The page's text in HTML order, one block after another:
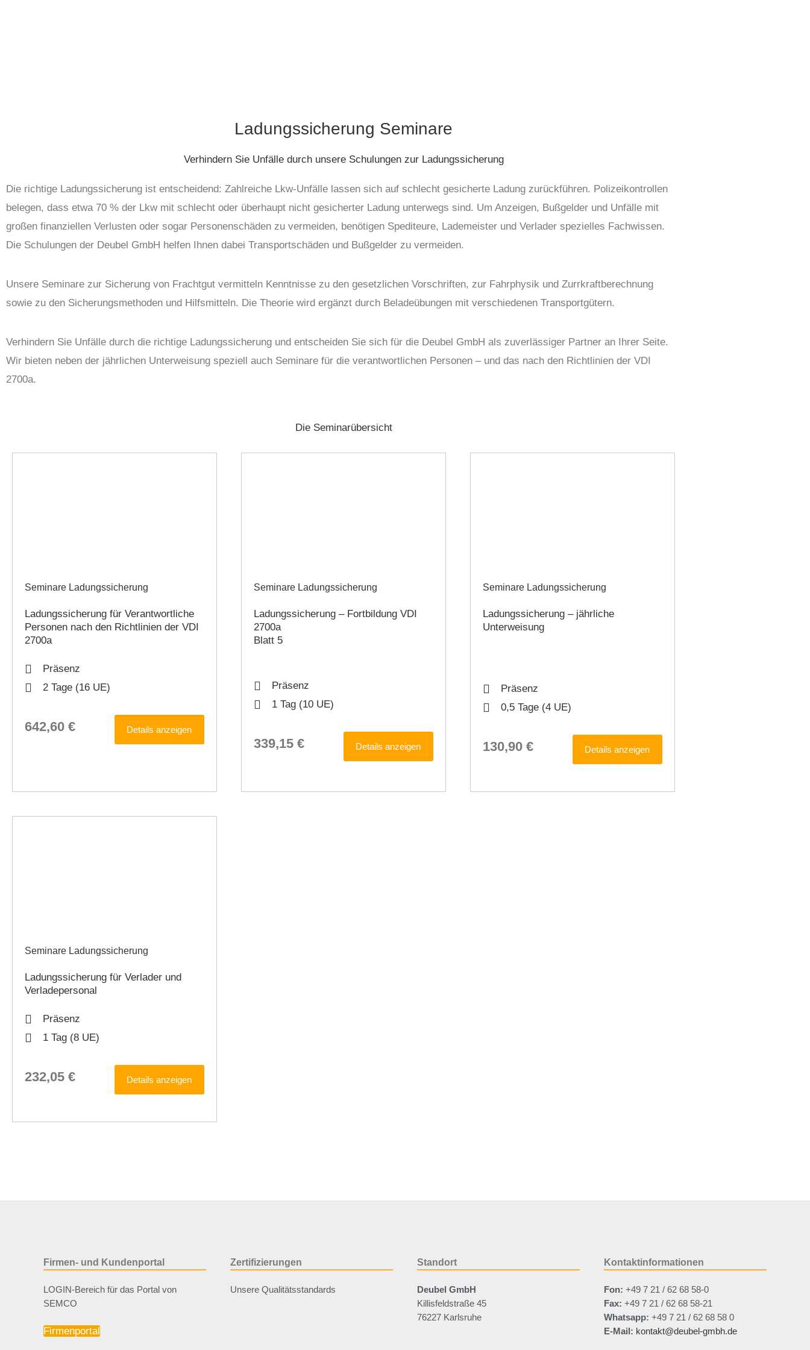
Ladungssicherung Seminare
Verhindern Sie Unfälle durch unsere Schulungen zur Ladungssicherung
Die richtige Ladungssicherung ist entscheidend: Zahlreiche Lkw-Unfälle lassen sich auf schlecht gesicherte Ladung zurückführen. Polizeikontrollen
belegen, dass etwa 70 % der Lkw mit schlecht oder überhaupt nicht gesicherter Ladung unterwegs sind. Um Anzeigen, Bußgelder und Unfälle mit
großen finanziellen Verlusten oder sogar Personenschäden zu vermeiden, benötigen Spediteure, Lademeister und Verlader spezielles Fachwissen.
Die Schulungen der Deubel GmbH helfen Ihnen dabei Transportschäden und Bußgelder zu vermeiden.
Unsere Seminare zur Sicherung von Frachtgut vermitteln Kenntnisse zu den gesetzlichen Vorschriften, zur Fahrphysik und Zurrkraftberechnung
sowie zu den Sicherungsmethoden und Hilfsmitteln. Die Theorie wird ergänzt durch Beladeübungen mit verschiedenen Transportgütern.
Verhindern Sie Unfälle durch die richtige Ladungssicherung und entscheiden Sie sich für die Deubel GmbH als zuverlässiger Partner an Ihrer Seite.
Wir bieten neben der jährlichen Unterweisung speziell auch Seminare für die verantwortlichen Personen – und das nach den Richtlinien der VDI
2700a.
Die Seminarübersicht
Seminare Ladungssicherung
Ladungssicherung für Verantwortliche
Personen nach den Richtlinien der VDI
2700a​
Präsenz
2 Tage (16 UE)
642,60 € Details anzeigen
Seminare Ladungssicherung
Ladungssicherung – Fortbildung VDI
2700a
Blatt 5
Präsenz
1 Tag (10 UE)
339,15 € Details anzeigen
Seminare Ladungssicherung
Ladungssicherung – jährliche
Unterweisung​
Präsenz
0,5 Tage (4 UE)
130,90 € Details anzeigen
Seminare Ladungssicherung
Ladungssicherung für Verlader und
Verladepersonal
Präsenz
1 Tag (8 UE)
232,05 € Details anzeigen
Firmen- und Kundenportal
LOGIN-Bereich für das Portal von
SEMCO
Firmenportal
Zertifizierungen
Unsere Qualitätsstandards
Standort
Deubel GmbH
Killisfeldstraße 45
76227 Karlsruhe
Kontaktinformationen
Fon: +49 7 21 / 62 68 58-0
Fax: +49 7 21 / 62 68 58-21
Whatsapp: +49 7 21 / 62 68 58 0
E-Mail: kontakt@deubel-gmbh.de